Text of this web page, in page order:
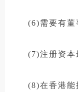
(6)需要有董
(7)注册资本最
(8)在香港能提